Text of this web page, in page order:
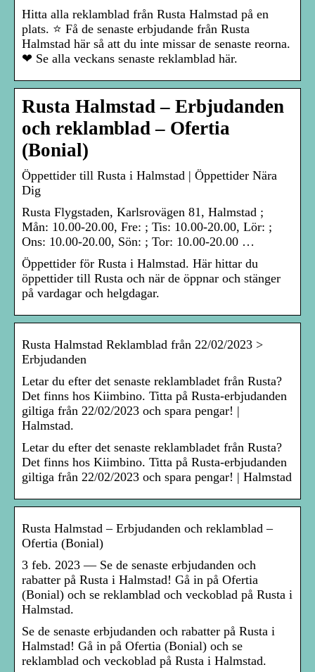
Hitta alla reklamblad från Rusta Halmstad på en
plats. ⭐ Få de senaste erbjudande från Rusta
Halmstad här så att du inte missar de senaste reorna.
❤ Se alla veckans senaste reklamblad här.
Rusta Halmstad – Erbjudanden
och reklamblad – Ofertia
(Bonial)
Öppettider till Rusta i Halmstad | Öppettider Nära
Dig
Rusta Flygstaden, Karlsrovägen 81, Halmstad ;
Mån: 10.00-20.00, Fre: ; Tis: 10.00-20.00, Lör: ;
Ons: 10.00-20.00, Sön: ; Tor: 10.00-20.00 …
Öppettider för Rusta i Halmstad. Här hittar du
öppettider till Rusta och när de öppnar och stänger
på vardagar och helgdagar.
Rusta Halmstad Reklamblad från 22/02/2023 >
Erbjudanden
Letar du efter det senaste reklambladet från Rusta?
Det finns hos Kiimbino. Titta på Rusta-erbjudanden
giltiga från 22/02/2023 och spara pengar! |
Halmstad.
Letar du efter det senaste reklambladet från Rusta?
Det finns hos Kiimbino. Titta på Rusta-erbjudanden
giltiga från 22/02/2023 och spara pengar! | Halmstad
Rusta Halmstad – Erbjudanden och reklamblad –
Ofertia (Bonial)
3 feb. 2023 — Se de senaste erbjudanden och
rabatter på Rusta i Halmstad! Gå in på Ofertia
(Bonial) och se reklamblad och veckoblad på Rusta i
Halmstad.
Se de senaste erbjudanden och rabatter på Rusta i
Halmstad! Gå in på Ofertia (Bonial) och se
reklamblad och veckoblad på Rusta i Halmstad.